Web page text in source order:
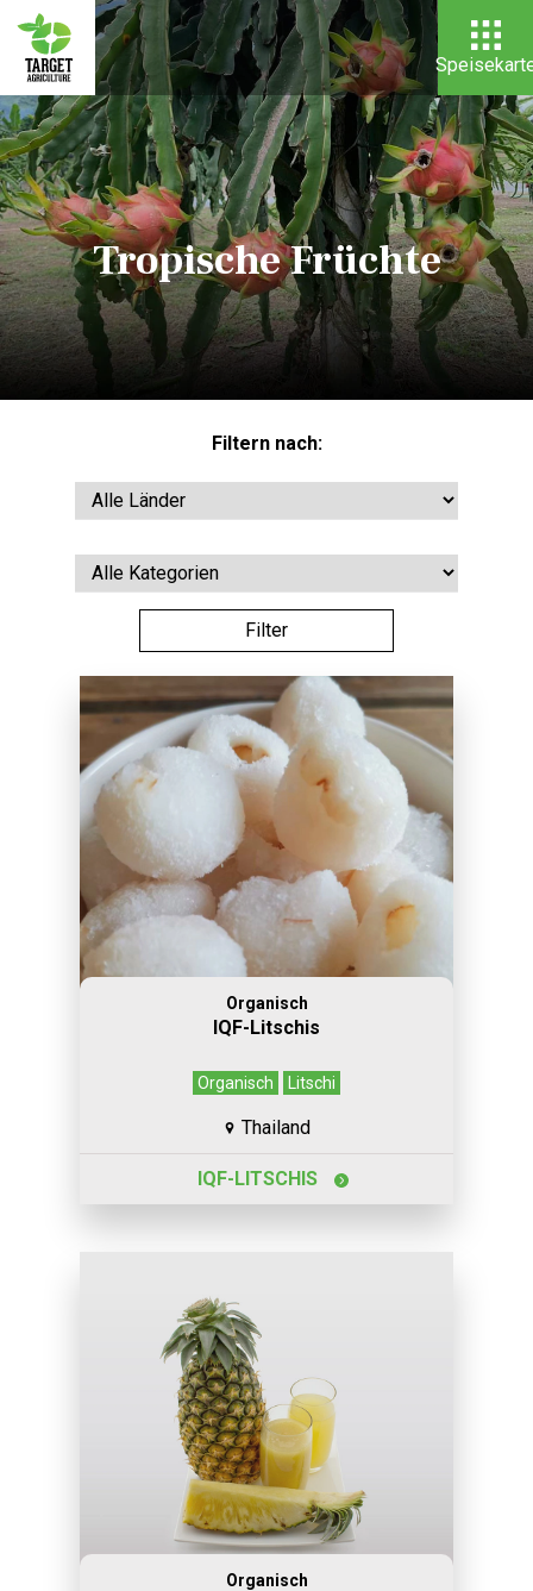
Tropische Früchte
Filtern nach:
Organisch
IQF-Litschis
Organisch Litschi
Thailand
IQF-LITSCHIS
Organisch